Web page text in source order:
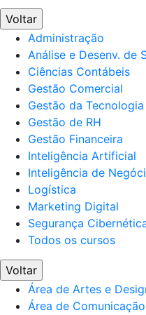
Voltar
Administração
Análise e Desenv. de
Ciências Contábeis
Gestão Comercial
Gestão da
Gestão de RH
Gestão Financeira
Inteligência Artificial
Inteligência de
Logística
Marketing Digital
Segurança
Todos os cursos
Voltar
Área de Artes e
Área de